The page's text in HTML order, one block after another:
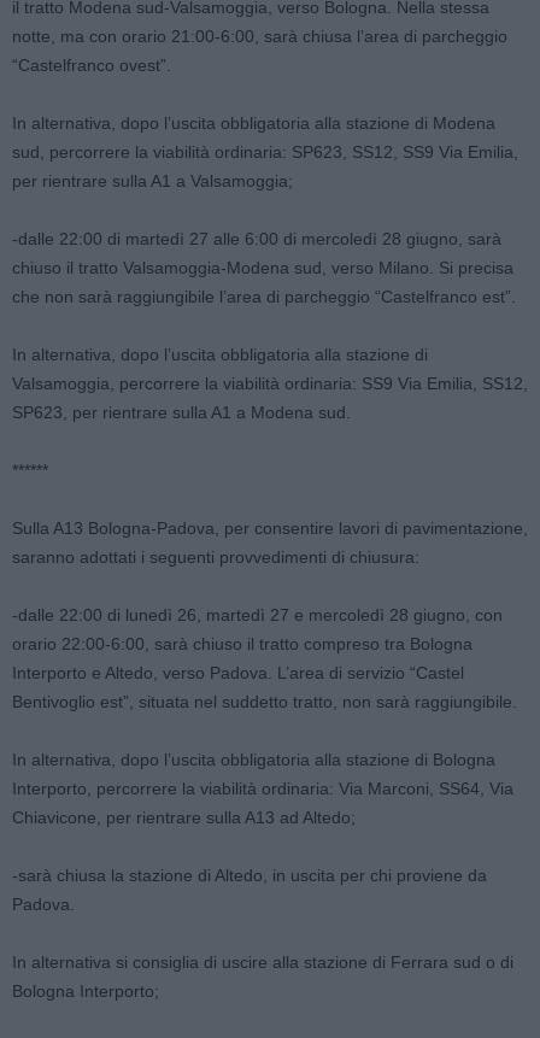
il tratto Modena sud-Valsamoggia, verso Bologna. Nella stessa
notte, ma con orario 21:00-6:00, sarà chiusa l’area di parcheggio
“Castelfranco ovest”.
In alternativa, dopo l’uscita obbligatoria alla stazione di Modena
sud, percorrere la viabilità ordinaria: SP623, SS12, SS9 Via Emilia,
per rientrare sulla A1 a Valsamoggia;
-dalle 22:00 di martedì 27 alle 6:00 di mercoledì 28 giugno, sarà
chiuso il tratto Valsamoggia-Modena sud, verso Milano. Si precisa
che non sarà raggiungibile l’area di parcheggio “Castelfranco est”.
In alternativa, dopo l’uscita obbligatoria alla stazione di
Valsamoggia, percorrere la viabilità ordinaria: SS9 Via Emilia, SS12,
SP623, per rientrare sulla A1 a Modena sud.
******
Sulla A13 Bologna-Padova, per consentire lavori di pavimentazione,
saranno adottati i seguenti provvedimenti di chiusura:
-dalle 22:00 di lunedì 26, martedì 27 e mercoledì 28 giugno, con
orario 22:00-6:00, sarà chiuso il tratto compreso tra Bologna
Interporto e Altedo, verso Padova. L’area di servizio “Castel
Bentivoglio est”, situata nel suddetto tratto, non sarà raggiungibile.
In alternativa, dopo l’uscita obbligatoria alla stazione di Bologna
Interporto, percorrere la viabilità ordinaria: Via Marconi, SS64, Via
Chiavicone, per rientrare sulla A13 ad Altedo;
-sarà chiusa la stazione di Altedo, in uscita per chi proviene da
Padova.
In alternativa si consiglia di uscire alla stazione di Ferrara sud o di
Bologna Interporto;